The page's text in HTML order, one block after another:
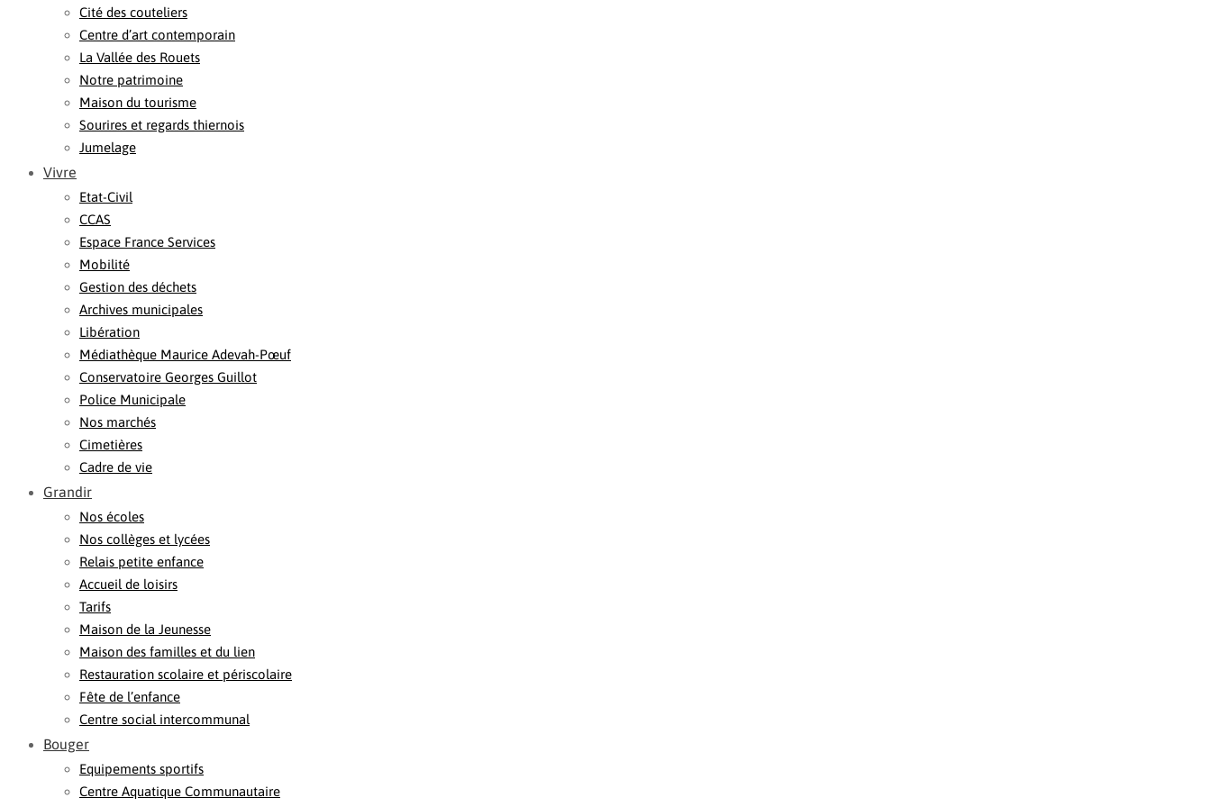
Cité des couteliers
Centre d’art contemporain
La Vallée des Rouets
Notre patrimoine
Maison du tourisme
Sourires et regards thiernois
Jumelage
Vivre
Etat-Civil
CCAS
Espace France Services
Mobilité
Gestion des déchets
Archives municipales
Libération
Médiathèque Maurice Adevah-Pœuf
Conservatoire Georges Guillot
Police Municipale
Nos marchés
Cimetières
Cadre de vie
Grandir
Nos écoles
Nos collèges et lycées
Relais petite enfance
Accueil de loisirs
Tarifs
Maison de la Jeunesse
Maison des familles et du lien
Restauration scolaire et périscolaire
Fête de l’enfance
Centre social intercommunal
Bouger
Equipements sportifs
Centre Aquatique Communautaire